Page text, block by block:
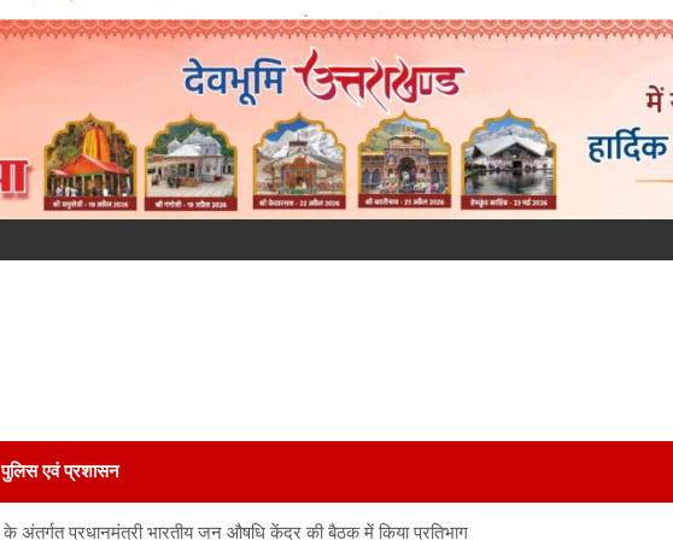
पुलिस एवं प्रशासन
अंतर्गत प्रधानमंत्री भारतीय जन औषधि केंद्र की बैठक में किया प्रतिभाग